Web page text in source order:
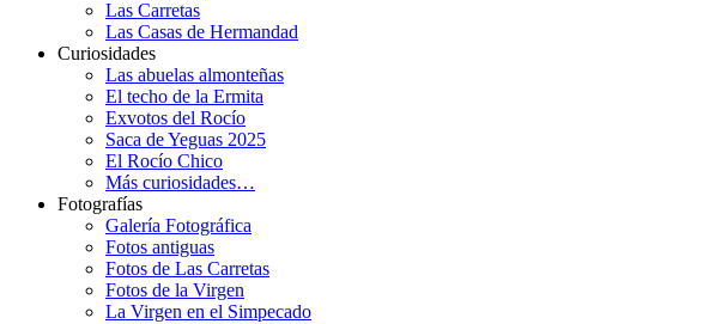
Las Carretas
Las Casas de Hermandad
Curiosidades
Las abuelas almonteñas
El techo de la Ermita
Exvotos del Rocío
Saca de Yeguas 2025
El Rocío Chico
Más curiosidades…
Fotografías
Galería Fotográfica
Fotos antiguas
Fotos de Las Carretas
Fotos de la Virgen
La Virgen en el Simpecado